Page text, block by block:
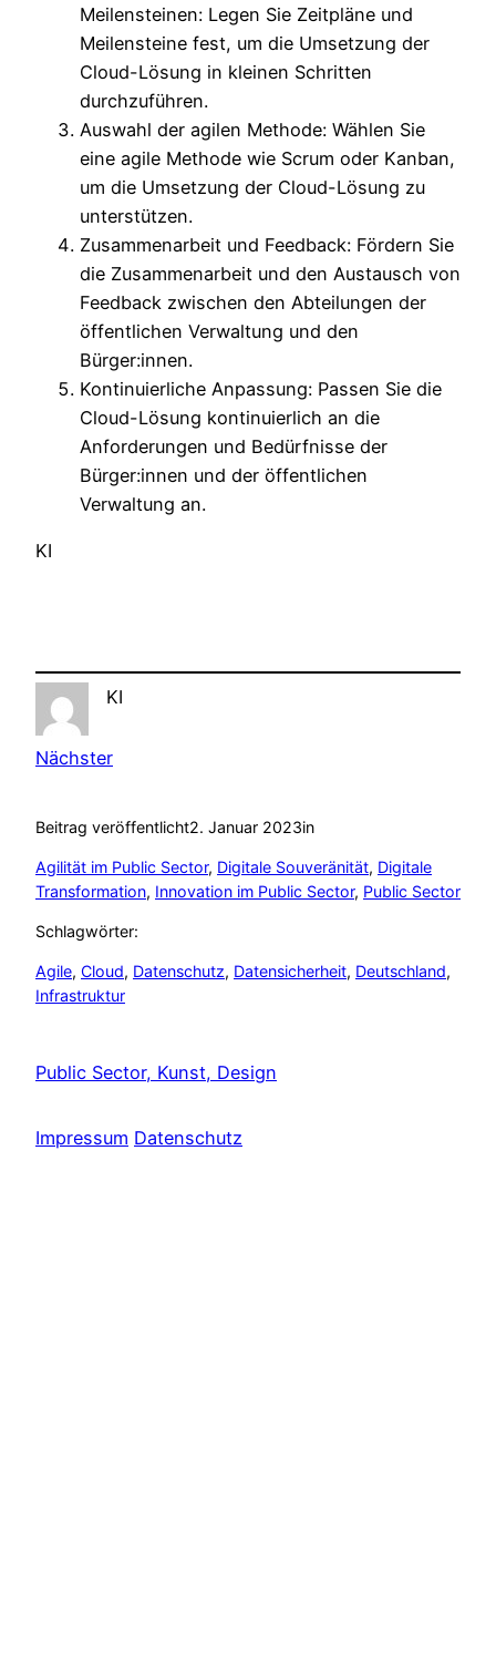
Meilensteinen: Legen Sie Zeitpläne und
Meilensteine fest, um die Umsetzung der
Cloud-Lösung in kleinen Schritten
durchzuführen.
Auswahl der agilen Methode: Wählen Sie
eine agile Methode wie Scrum oder Kanban,
um die Umsetzung der Cloud-Lösung zu
unterstützen.
Zusammenarbeit und Feedback: Fördern Sie
die Zusammenarbeit und den Austausch von
Feedback zwischen den Abteilungen der
öffentlichen Verwaltung und den
Bürger:innen.
Kontinuierliche Anpassung: Passen Sie die
Cloud-Lösung kontinuierlich an die
Anforderungen und Bedürfnisse der
Bürger:innen und der öffentlichen
Verwaltung an.
KI
KI
Nächster
Beitrag veröffentlicht2. Januar 2023in
Agilität im Public Sector, Digitale Souveränität, Digitale
Transformation, Innovation im Public Sector, Public Sector
Schlagwörter:
Agile, Cloud, Datenschutz, Datensicherheit, Deutschland
Infrastruktur
Public Sector, Kunst, Design
Impressum Datenschutz